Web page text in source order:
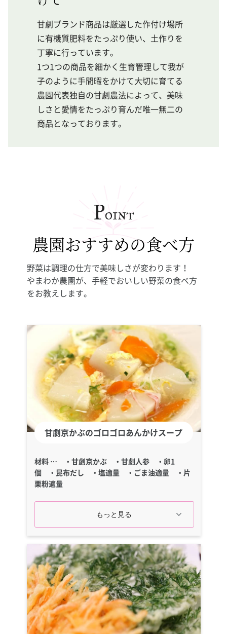
甘劇ブランド商品は厳選した作付け場所
に有機質肥料をたっぷり使い、土作りを
丁寧に行っています。
1つ1つの商品を細かく生育管理して我が
子のように手間暇をかけて大切に育てる
農園代表独自の甘劇農法によって、美味
しさと愛情をたっぷり育んだ唯一無二の
商品となっております。
Point
農園おすすめの食べ方
野菜は調理の仕方で美味しさが変わります！
やまわか農園が、手軽でおいしい野菜の食べ方
をお教えします。
甘劇京かぶのゴロゴロあんかけスープ
材料 … ・甘劇京かぶ ・甘劇人参 ・卵1
個 ・昆布だし ・塩適量 ・ごま油適量 ・片
栗粉適量